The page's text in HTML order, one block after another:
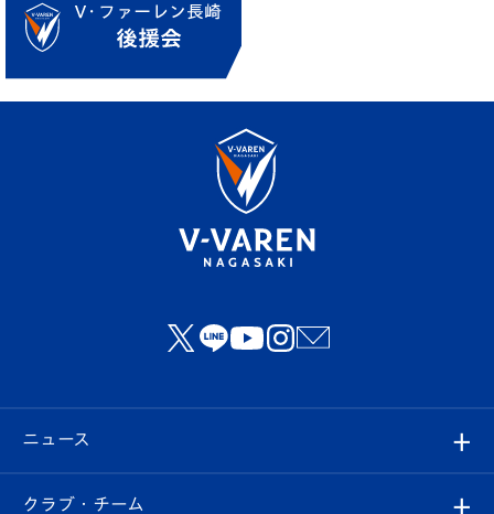
ニュース
すべて
クラブ・チーム